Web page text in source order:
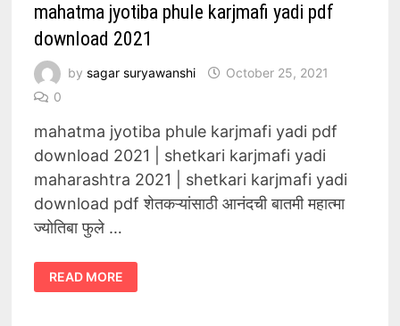
mahatma jyotiba phule karjmafi yadi pdf
download 2021
by sagar suryawanshi
October 25, 2021
0
mahatma jyotiba phule karjmafi yadi pdf
download 2021 | shetkari karjmafi yadi
maharashtra 2021 | shetkari karjmafi yadi
download pdf शेतकऱ्यांसाठी आनंदची बातमी महात्मा
ज्योतिबा फुले …
MAHATMA
JYOTIBA
PHULE
READ MORE